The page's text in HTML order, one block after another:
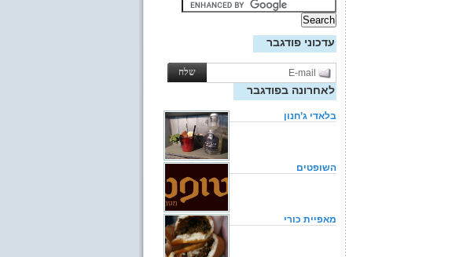
עדכוני פודגבר
לאחרונה בפודגבר
בלאדי ג’חנון
השופטים
מאפיית כורי